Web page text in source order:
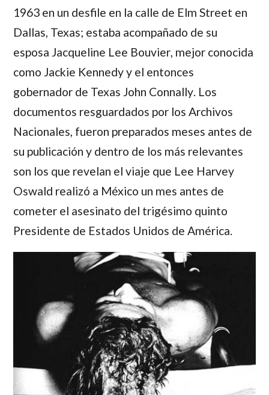
1963 en un desfile en la calle de Elm Street en
Dallas, Texas; estaba acompañado de su
esposa Jacqueline Lee Bouvier , mejor conocida
como Jackie Kennedyy el entonces
gobernador de Texas John Connally . Los
documentos resguardados por los Archivos
Nacionales, fueron preparados meses antes de
su publicación y dentro de los más relevantes
son los que revelan el viaje que Lee Harvey
Oswald realizó a México un mes antes de
cometer el asesinato del trigésimo quinto
Presidente de Estados Unidos de América.